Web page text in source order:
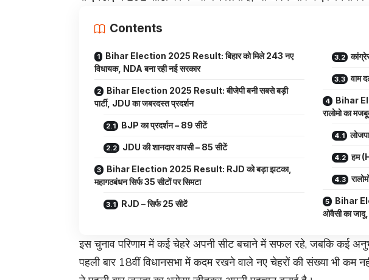
Contents
Bihar Election 2025 Result: बिहार को मिले 243 नए
विधायक, NDA बना रही नई सरकार
Bihar Election 2025 Result: बीजेपी बनी सबसे बड़ी
पार्टी, JDU का जबरदस्त प्रदर्शन
BJP का प्रदर्शन – 89 सीटें
JDU की शानदार वापसी – 85 सीटें
Bihar Election 2025 Result: RJD को बड़ा झटका,
महागठबंधन सिर्फ 35 सीटों पर सिमटा
RJD – सिर्फ 25 सीटें
वाम
Bihar
रालोमो का
हम
Bihar
ओवैसी का
इस चुनाव परिणाम में कई चेहरे अपनी सीट बचाने में सफल रहे, जबकि कई
पहली बार 18वीं विधानसभा में कदम रखने वाले नए चेहरों की संख्या भी कम